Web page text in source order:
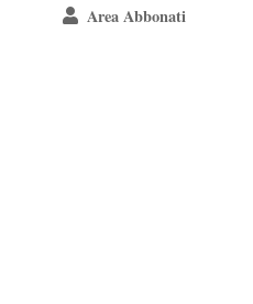
Area Abbonati